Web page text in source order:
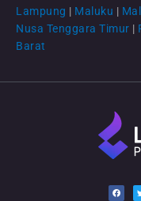
Lampung | Maluku |
Nusa Tenggara Timur |
Barat
F
a